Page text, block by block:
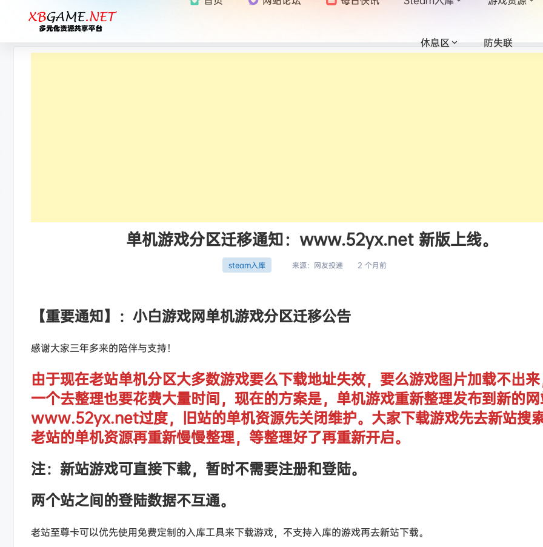
休息区 防失联
单机游戏分区迁移通知：www.52yx.net 新版上线。
steam入库 来源： 网友投递 2 个月前
【重要通知】：小白游戏网单机游戏分区迁移公告
感谢大家三年多来的陪伴与支持！
由于现在老站单机分区大多数游戏要么下载地址失效，要么游戏图片加载不出
一个去整理也要花费大量时间，现在的方案是，单机游戏重新整理发布到新的
www.52yx.net过度，旧站的单机资源先关闭维护。大家下载游戏先去新站搜
老站的单机资源再重新慢慢整理，等整理好了再重新开启。
注：新站游戏可直接下载，暂时不需要注册和登陆。
两个站之间的登陆数据不互通。
老站至尊卡可以优先使用免费定制的入库工具来下载游戏，不支持入库的游戏再去新站下载。